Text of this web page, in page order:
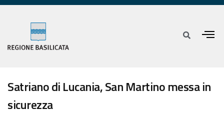
Satriano di Lucania, San Martino messa in
sicurezza